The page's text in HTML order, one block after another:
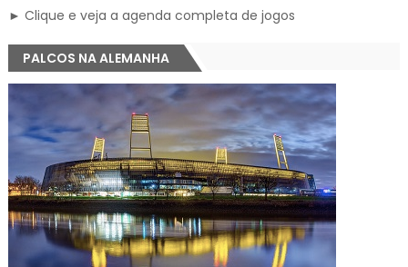
► Clique e veja a agenda completa de jogos
PALCOS NA ALEMANHA